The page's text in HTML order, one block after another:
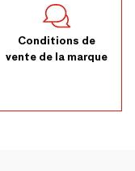
Conditions de
vente de la marque